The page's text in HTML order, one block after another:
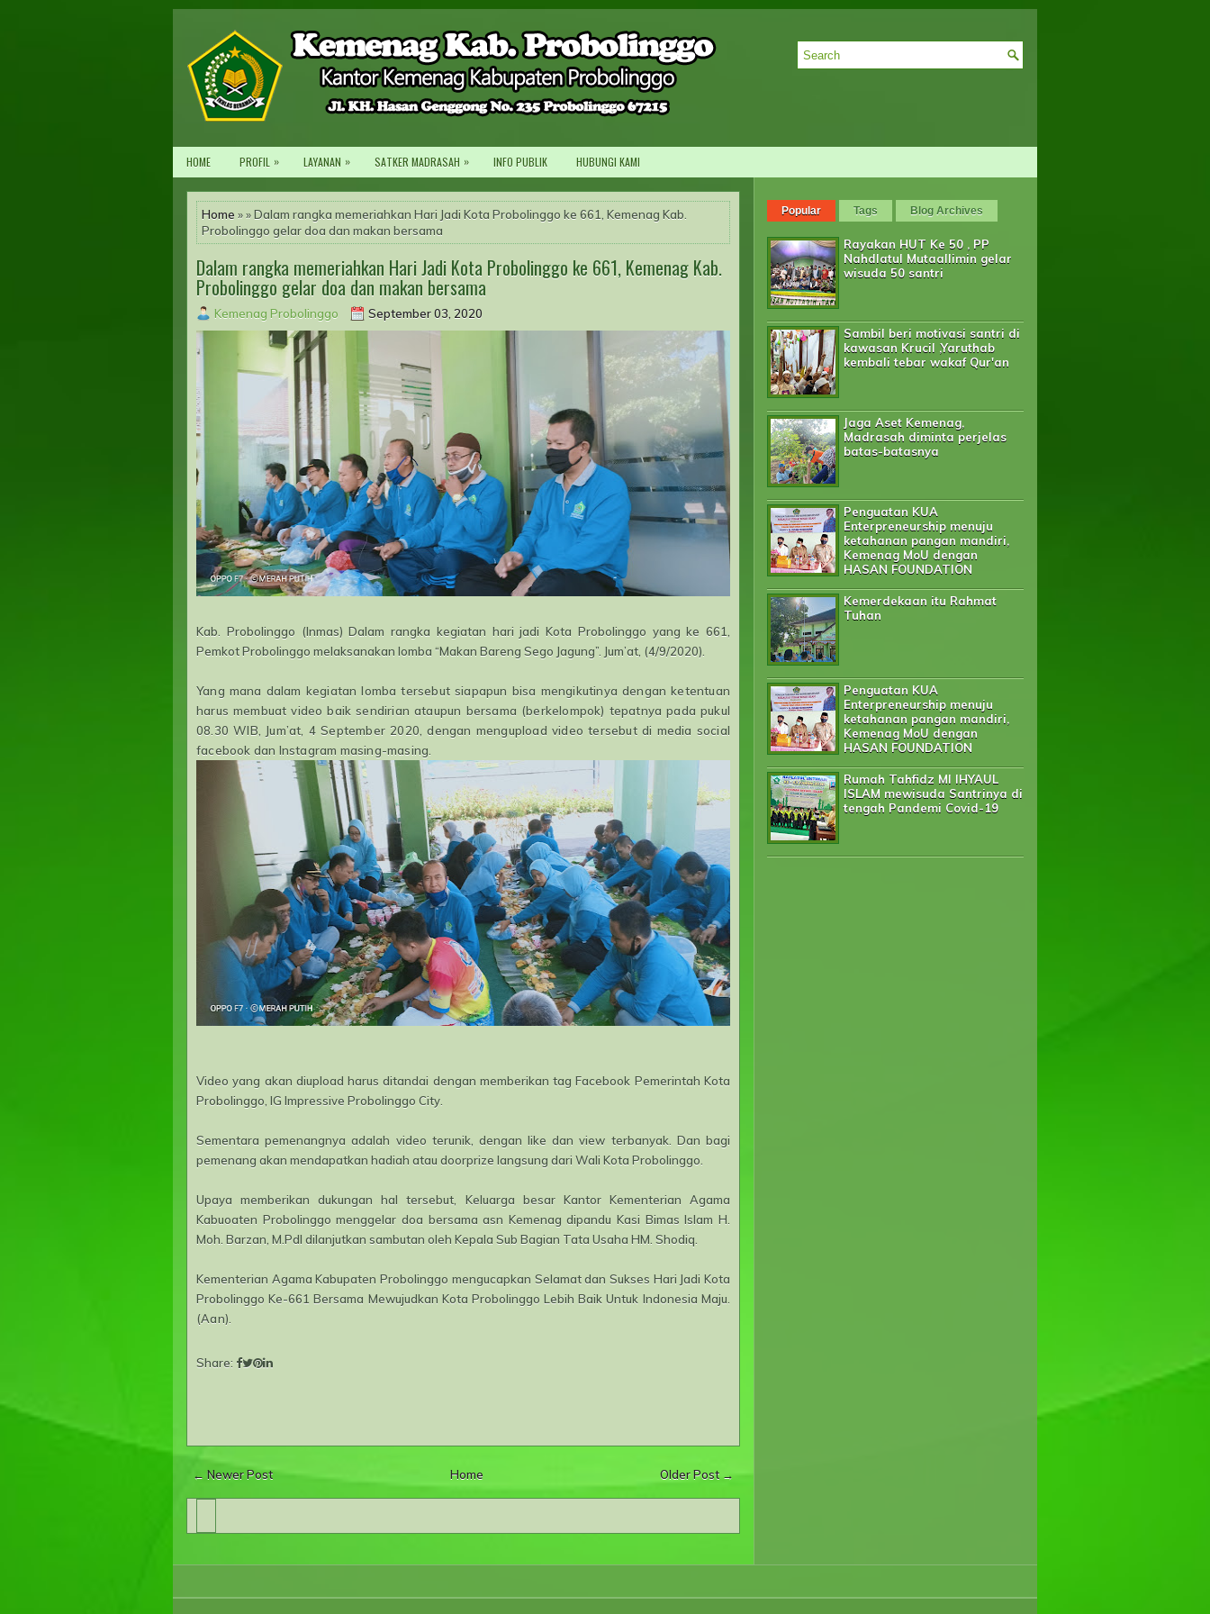
HOME PROFIL » LAYANAN » SATKER MADRASAH » INFO PUBLIK HUBUNGI KAMI
Home » » Dalam rangka memeriahkan Hari Jadi Kota Probolinggo ke 661, Kemenag Kab.
Probolinggo gelar doa dan makan bersama
Dalam rangka memeriahkan Hari Jadi Kota Probolinggo ke 661, Kemenag Kab.
Probolinggo gelar doa dan makan bersama
Kemenag Probolinggo September 03, 2020
Kab. Probolinggo (Inmas) Dalam rangka kegiatan hari jadi Kota Probolinggo yang ke 661,
Pemkot Probolinggo melaksanakan lomba “Makan Bareng Sego Jagung”. Jum’at, (4/9/2020).
Yang mana dalam kegiatan lomba tersebut siapapun bisa mengikutinya dengan ketentuan
harus membuat video baik sendirian ataupun bersama (berkelompok) tepatnya pada pukul
08.30 WIB, Jum’at, 4 September 2020, dengan mengupload video tersebut di media social
facebook dan Instagram masing-masing.
Video yang akan diupload harus ditandai dengan memberikan tag Facebook Pemerintah Kota
Probolinggo, IG Impressive Probolinggo City.
Sementara pemenangnya adalah video terunik, dengan like dan view terbanyak. Dan bagi
pemenang akan mendapatkan hadiah atau doorprize langsung dari Wali Kota Probolinggo.
Upaya memberikan dukungan hal tersebut, Keluarga besar Kantor Kementerian Agama
Kabuoaten Probolinggo menggelar doa bersama asn Kemenag dipandu Kasi Bimas Islam H.
Moh. Barzan, M.PdI dilanjutkan sambutan oleh Kepala Sub Bagian Tata Usaha HM. Shodiq.
Kementerian Agama Kabupaten Probolinggo mengucapkan Selamat dan Sukses Hari Jadi Kota
Probolinggo Ke-661 Bersama Mewujudkan Kota Probolinggo Lebih Baik Untuk Indonesia Maju
(Aan).
Share:
← Newer Post Older Post →
Home
Popular Tags Blog Archives
Rayakan HUT Ke 50 , PP
Nahdlatul Mutaallimin gelar
wisuda 50 santri
Sambil beri motivasi santri di
kawasan Krucil ,Yaruthab
kembali tebar wakaf Qur'an
Jaga Aset Kemenag,
Madrasah diminta perjelas
batas-batasnya
Penguatan KUA
Enterpreneurship menuju
ketahanan pangan mandiri,
Kemenag MoU dengan
HASAN FOUNDATION
Kemerdekaan itu Rahmat
Tuhan
Penguatan KUA
Enterpreneurship menuju
ketahanan pangan mandiri,
Kemenag MoU dengan
HASAN FOUNDATION
Rumah Tahfidz MI IHYAUL
ISLAM mewisuda Santrinya di
tengah Pandemi Covid-19